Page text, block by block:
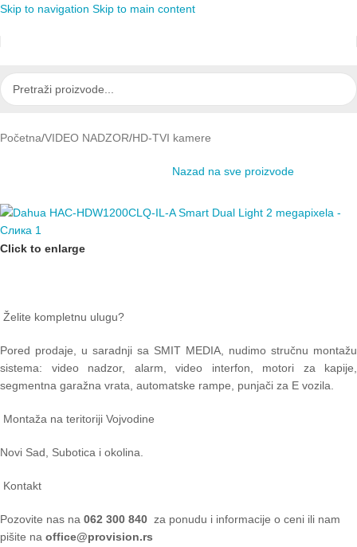
Skip to navigation Skip to main content
Početna/VIDEO NADZOR/HD-TVI kamere
Nazad na sve proizvode
Click to enlarge
Želite kompletnu ulugu?
Pored prodaje, u saradnji sa SMIT MEDIA, nudimo stručnu montažu
sistema: video nadzor, alarm, video interfon, motori za kapije,
segmentna garažna vrata, automatske rampe, punjači za E vozila.
Montaža na teritoriji Vojvodine
Novi Sad, Subotica i okolina.
Kontakt
Pozovite nas na 062 300 840 za ponudu i informacije o ceni ili nam
pišite na office@provision.rs